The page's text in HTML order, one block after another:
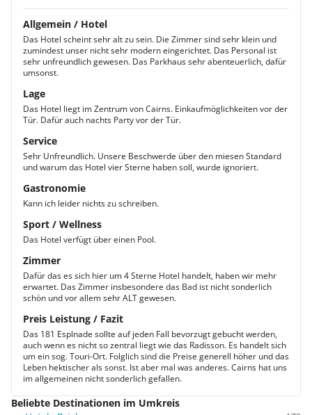
Allgemein / Hotel
Das Hotel scheint sehr alt zu sein. Die Zimmer sind sehr klein und
zumindest unser nicht sehr modern eingerichtet. Das Personal ist
sehr unfreundlich gewesen. Das Parkhaus sehr abenteuerlich, dafür
umsonst.
Lage
Das Hotel liegt im Zentrum von Cairns. Einkaufmöglichkeiten vor der
Tür. Dafür auch nachts Party vor der Tür.
Service
Sehr Unfreundlich. Unsere Beschwerde über den miesen Standard
und warum das Hotel vier Sterne haben soll, wurde ignoriert.
Gastronomie
Kann ich leider nichts zu schreiben.
Sport / Wellness
Das Hotel verfügt über einen Pool.
Zimmer
Dafür das es sich hier um 4 Sterne Hotel handelt, haben wir mehr
erwartet. Das Zimmer insbesondere das Bad ist nicht sonderlich
schön und vor allem sehr ALT gewesen.
Preis Leistung / Fazit
Das 181 Esplnade sollte auf jeden Fall bevorzugt gebucht werden,
auch wenn es nicht so zentral liegt wie das Radisson. Es handelt sich
um ein sog. Touri-Ort. Folglich sind die Preise generell höher und das
Leben hektischer als sonst. Ist aber mal was anderes. Cairns hat uns
im allgemeinen nicht sonderlich gefallen.
Beliebte Destinationen im Umkreis